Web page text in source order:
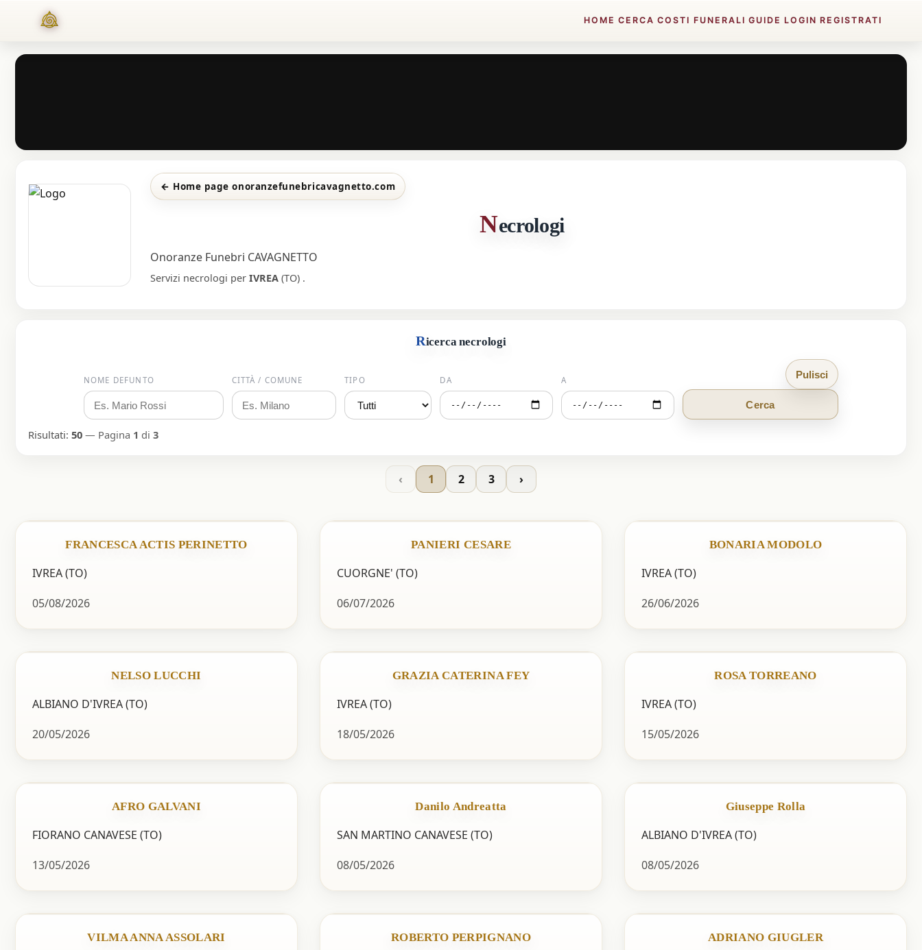
HOME CERCA COSTI FUNERALI GUIDE LOGIN REGISTRATI
← Home page onoranzefunebricavagnetto.com
Necrologi
Onoranze Funebri CAVAGNETTO
Servizi necrologi per IVREA (TO) .
Ricerca necrologi
NOME DEFUNTO CITTÀ / COMUNE TIPO DA A Pulisci
Cerca
Risultati: 50 — Pagina 1 di 3
‹ 1 2 3 ›
FRANCESCA ACTIS PERINETTO
IVREA (TO)
05/08/2026
PANIERI CESARE
CUORGNE' (TO)
06/07/2026
BONARIA MODOLO
IVREA (TO)
26/06/2026
NELSO LUCCHI
ALBIANO D'IVREA (TO)
20/05/2026
GRAZIA CATERINA FEY
IVREA (TO)
18/05/2026
ROSA TORREANO
IVREA (TO)
15/05/2026
AFRO GALVANI
FIORANO CANAVESE (TO)
13/05/2026
Danilo Andreatta
SAN MARTINO CANAVESE (TO)
08/05/2026
Giuseppe Rolla
ALBIANO D'IVREA (TO)
08/05/2026
VILMA ANNA ASSOLARI ROBERTO PERPIGNANO ADRIANO GIUGLER